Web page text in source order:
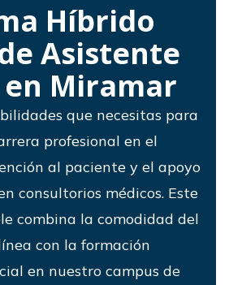
Híbrido
Asistente
Miramar
que necesitas para
profesional en el
al paciente y el apoyo
consultorios médicos. Este
combina la comodidad del
con la formación
en nuestro campus de